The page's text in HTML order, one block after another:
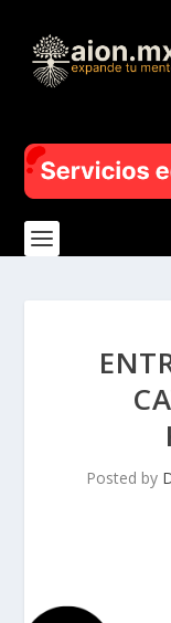
Posted by